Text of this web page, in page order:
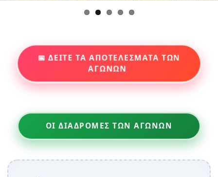
📅 ΔΕΙΤΕ ΤΑ ΑΠΟΤΕΛΕΣΜΑΤΑ ΤΩΝ
ΑΓΩΝΩΝ
ΟΙ ΔΙΑΔΡΟΜΕΣ ΤΩΝ ΑΓΩΝΩΝ